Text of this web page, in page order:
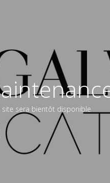
site sera bientôt disponible